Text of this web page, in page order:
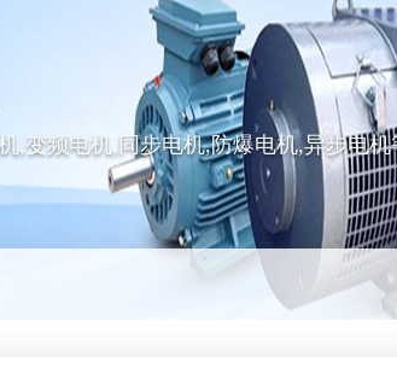
,变频电机,同步电机,防爆电机,异步电机